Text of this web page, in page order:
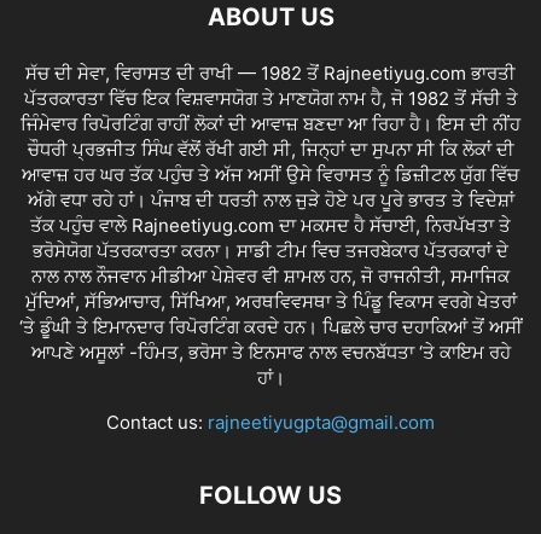
ABOUT US
ਸੱਚ ਦੀ ਸੇਵਾ, ਵਿਰਾਸਤ ਦੀ ਰਾਖੀ — 1982 ਤੋਂ Rajneetiyug.com ਭਾਰਤੀ
ਪੱਤਰਕਾਰਤਾ ਵਿੱਚ ਇਕ ਵਿਸ਼ਵਾਸਯੋਗ ਤੇ ਮਾਣਯੋਗ ਨਾਮ ਹੈ, ਜੋ 1982 ਤੋਂ ਸੱਚੀ ਤੇ
ਜਿੰਮੇਵਾਰ ਰਿਪੋਰਟਿੰਗ ਰਾਹੀਂ ਲੋਕਾਂ ਦੀ ਆਵਾਜ਼ ਬਣਦਾ ਆ ਰਿਹਾ ਹੈ। ਇਸ ਦੀ ਨੀਂਹ
ਚੌਧਰੀ ਪ੍ਰਭਜੀਤ ਸਿੰਘ ਵੱਲੋਂ ਰੱਖੀ ਗਈ ਸੀ, ਜਿਨ੍ਹਾਂ ਦਾ ਸੁਪਨਾ ਸੀ ਕਿ ਲੋਕਾਂ ਦੀ
ਆਵਾਜ਼ ਹਰ ਘਰ ਤੱਕ ਪਹੁੰਚ ਤੇ ਅੱਜ ਅਸੀਂ ਉਸੇ ਵਿਰਾਸਤ ਨੂੰ ਡਿਜ਼ੀਟਲ ਯੁੱਗ ਵਿੱਚ
ਅੱਗੇ ਵਧਾ ਰਹੇ ਹਾਂ। ਪੰਜਾਬ ਦੀ ਧਰਤੀ ਨਾਲ ਜੁੜੇ ਹੋਏ ਪਰ ਪੂਰੇ ਭਾਰਤ ਤੇ ਵਿਦੇਸ਼ਾਂ
ਤੱਕ ਪਹੁੰਚ ਵਾਲੇ Rajneetiyug.com ਦਾ ਮਕਸਦ ਹੈ ਸੱਚਾਈ, ਨਿਰਪੱਖਤਾ ਤੇ
ਭਰੋਸੇਯੋਗ ਪੱਤਰਕਾਰਤਾ ਕਰਨਾ। ਸਾਡੀ ਟੀਮ ਵਿਚ ਤਜਰਬੇਕਾਰ ਪੱਤਰਕਾਰਾਂ ਦੇ
ਨਾਲ ਨਾਲ ਨੌਜਵਾਨ ਮੀਡੀਆ ਪੇਸ਼ੇਵਰ ਵੀ ਸ਼ਾਮਲ ਹਨ, ਜੋ ਰਾਜਨੀਤੀ, ਸਮਾਜਿਕ
ਮੁੱਦਿਆਂ, ਸੱਭਿਆਚਾਰ, ਸਿੱਖਿਆ, ਅਰਥਵਿਵਸਥਾ ਤੇ ਪਿੰਡੂ ਵਿਕਾਸ ਵਰਗੇ ਖੇਤਰਾਂ
‘ਤੇ ਡੂੰਘੀ ਤੇ ਇਮਾਨਦਾਰ ਰਿਪੋਰਟਿੰਗ ਕਰਦੇ ਹਨ। ਪਿਛਲੇ ਚਾਰ ਦਹਾਕਿਆਂ ਤੋਂ ਅਸੀਂ
ਆਪਣੇ ਅਸੂਲਾਂ -ਹਿੰਮਤ, ਭਰੋਸਾ ਤੇ ਇਨਸਾਫ ਨਾਲ ਵਚਨਬੱਧਤਾ ‘ਤੇ ਕਾਇਮ ਰਹੇ
ਹਾਂ।
Contact us: rajneetiyugpta@gmail.com
FOLLOW US